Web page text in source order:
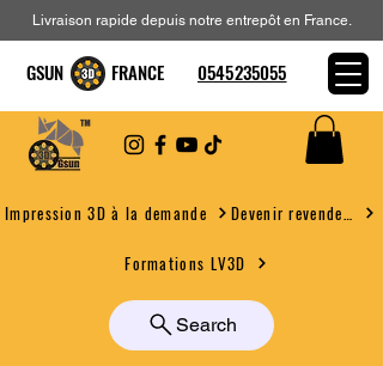
Impression 3D à la demande
Formations LV3D
Search
Livraison rapide depuis notre entrepôt en France.
GSUN FRANCE 0545235055